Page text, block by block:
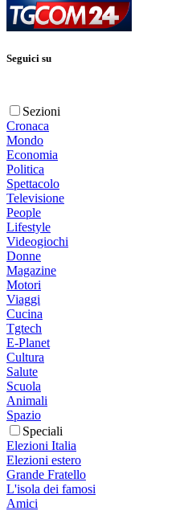
Seguici su
Sezioni
Cronaca
Mondo
Economia
Politica
Spettacolo
Televisione
People
Lifestyle
Videogiochi
Donne
Magazine
Motori
Viaggi
Cucina
Tgtech
E-Planet
Cultura
Salute
Scuola
Animali
Spazio
Speciali
Elezioni Italia
Elezioni estero
Grande Fratello
L'isola dei famosi
Amici